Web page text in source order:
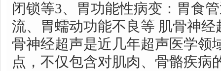
闭锁等3、胃功能性病变：胃食
流、胃蠕动功能不良等 肌骨神
骨神经超声是近几年超声医学领
点，不仅包含对肌肉、骨骼疾病